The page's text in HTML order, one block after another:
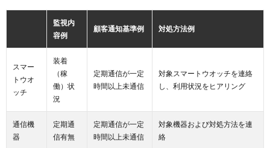
監視内
容例
顧客通知基準例 対処方法例
スマー
トウオ
ッチ
装着
（稼
働）状
況
定期通信が一定
時間以上未通信
対象スマートウオッチを連絡
し、利用状況をヒアリング
通信機
器
定期通
信有無
定期通信が一定
時間以上未通信
対象機器および対処方法を連
絡